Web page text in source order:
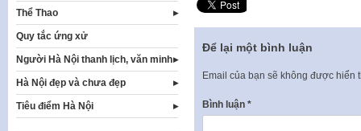
Để lại một bình luận
Email của bạn sẽ không được hiển
Bình luận *
Thể Thao
Quy tắc ứng xử
Người Hà Nội thanh lịch, văn minh
Hà Nội đẹp và chưa đẹp
Tiêu điểm Hà Nội